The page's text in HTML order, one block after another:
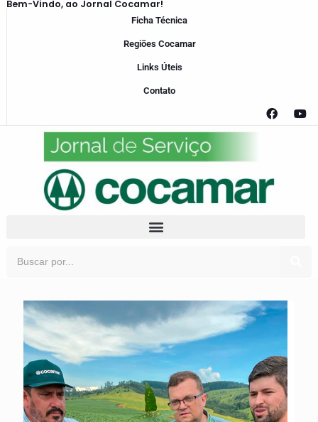
Bem-Vindo, ao Jornal Cocamar!
Ficha Técnica
Regiões Cocamar
Links Úteis
Contato